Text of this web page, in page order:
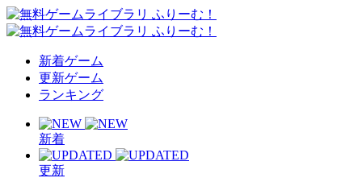
新着ゲーム
更新ゲーム
ランキング
新着
更新